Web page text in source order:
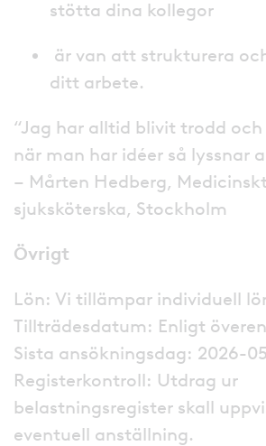
stötta dina kollegor
är van att strukturera
ditt arbete.
“Jag har alltid blivit trodd
när man har idéer så lyssnar
– Mårten Hedberg,
sjuksköterska, Stockholm
Övrigt
Lön: Vi tillämpar individuell
Tillträdesdatum: Enligt
Sista ansökningsdag: 2026-
Registerkontroll: Utdrag ur
belastningsregister skall
eventuell anställning.